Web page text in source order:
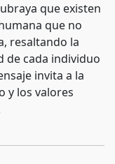
que existen
que no
resaltando la
de cada individuo
invita a la
y los valores